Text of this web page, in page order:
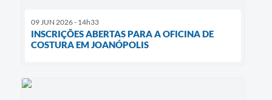
09 JUN 2026 - 14h33
INSCRIÇÕES ABERTAS PARA A OFICINA DE
COSTURA EM JOANÓPOLIS